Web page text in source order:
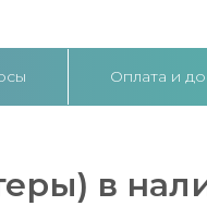
Оплата и
в